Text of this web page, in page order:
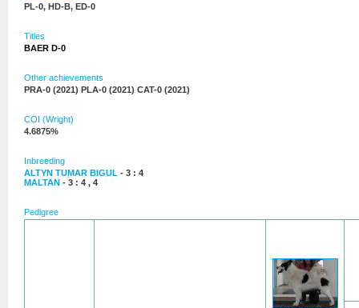
PL-0, HD-B, ED-0
Titles
BAER D-0
Other achievements
PRA-0 (2021) PLA-0 (2021) CAT-0 (2021)
COI (Wright)
4.6875%
Inbreeding
ALTYN TUMAR BIGUL - 3 : 4
MALTAN - 3 : 4 , 4
Pedigree